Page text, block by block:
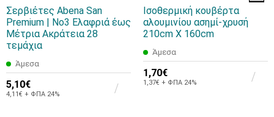
Σερβιέτες Abena San
Premium | No3 Ελαφριά έως
Μέτρια Ακράτεια 28
τεμάχια
Άμεσα
5,10€
4,11€ + ΦΠΑ 24%
Ισοθερμική κουβέρτα
αλουμινίου ασημί-χρυσή
210cm X 160cm
Άμεσα
1,70€
1,37€ + ΦΠΑ 24%